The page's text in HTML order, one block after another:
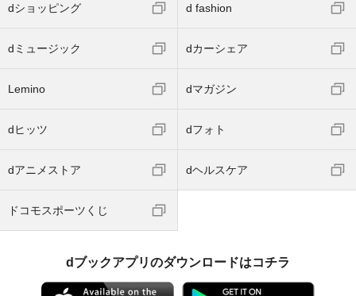
dショッピング d fashion
dミュージック dカーシェア
Lemino dマガジン
dヒッツ dフォト
dアニメストア dヘルスケア
ドコモスポーツくじ
dブックアプリのダウンロードはコチラ